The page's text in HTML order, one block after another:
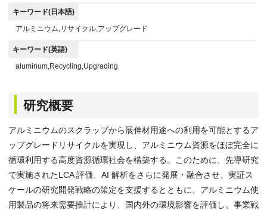
キーワード(日本語)
アルミニウム,リサイクル,アップグレード
キーワード(英語)
aluminum,Recycling,Upgrading
研究概要
アルミニウムのスクラップから展伸材用途への利用を可能とするア
ップグレードリサイクルを実現し、アルミニウム資源をほぼ完全に
循環利用する高度資源循環社会を構築する。このために、先導研究
で実施されたLCA 評価、AI 解析をさらに発展・融合させ、実証ス
ケールの研究開発戦略の策定を支援するとともに、アルミニウム使
用製品の将来需要推計により、国内外の環境影響を評価し、事業戦